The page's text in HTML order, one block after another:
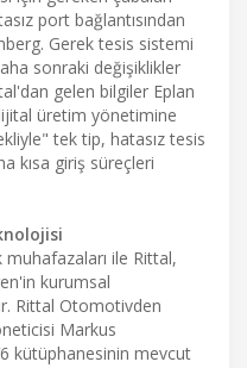
port bağlantısından
Gerek tesis sistemi
sonraki değişiklikler
gelen bilgiler Eplan
üretim yönetimine
tek tip, hatasız tesis
kısa giriş süreçleri
ile Rittal,
kurumsal
Rittal Otomotivden
Markus
kütüphanesinin mevcut